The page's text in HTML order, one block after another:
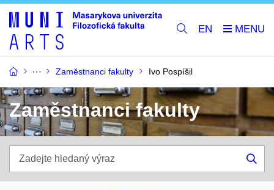
EN
Zaměstnanci fakulty Ivo Pospíšil
Zaměstnanci fakulty
hledaný
výraz